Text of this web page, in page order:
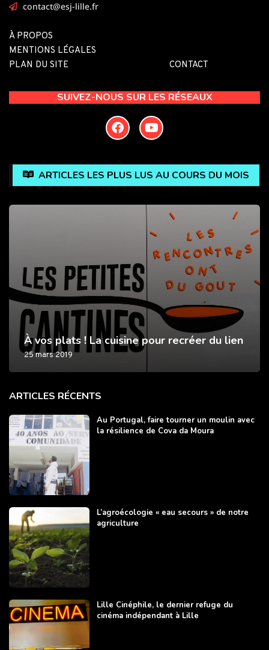
contact@esj-lille.fr
À PROPOS
MENTIONS LÉGALES
PLAN DU SITE
CONTACT
SUIVEZ-NOUS SUR LES RÉSEAUX
ARTICLES LES PLUS LUS AU COURS DU MOIS
À vos plats ! La cuisine pour recréer du lien
25 mars 2019
ARTICLES RÉCENTS
Au Portugal, faire tourner un moulin avec
la résilience de Cova da Moura
L’agroécologie « eau secours » de notre
agriculture
Lille Cinéphile, le dernier refuge du
cinéma indépendant à Lille